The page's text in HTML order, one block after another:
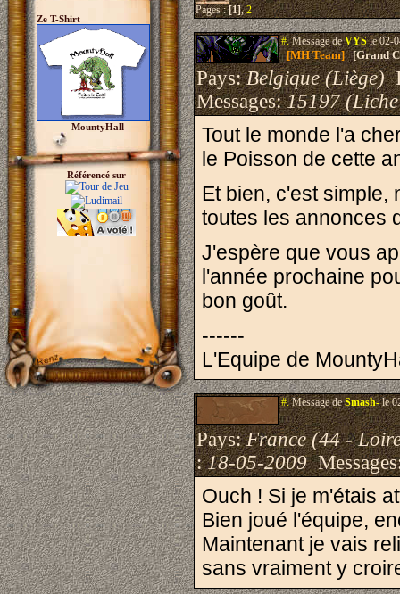
Ze T-Shirt
MountyHall
Référencé sur
Pages :[1],2
#.Message deVYSle 02-
[MH Team][Grand
Pays:Belgique (Liège)
Messages:15197
Tout le monde l'a
le Poisson de cette
Et bien, c'est simple,
toutes les annonces
J'espère que vous
l'année prochaine
bon goût.
------
L'Equipe de
#.Message deSmash-le
Pays:France (44 -
:18-05-2009
Ouch ! Si je m'étais
Bien joué l'équipe,
Maintenant je vais
sans vraiment y